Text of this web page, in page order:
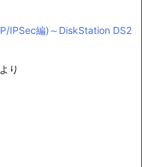
IPSec編)～DiskStation DS2
より